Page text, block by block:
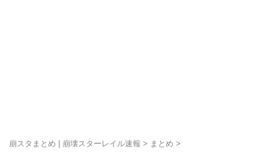
崩スタまとめ | 崩壊スターレイル速報 > まとめ >